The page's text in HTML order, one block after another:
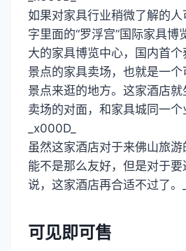
如果对家具行业稍微了解的
字里面的“罗浮宫”国际家具博
大的家具博览中心，国内首
景点的家具卖场，也就是一
景点来逛的地方。这家酒店
卖场的对面，和家具城同一个
_x000D_
虽然这家酒店对于来佛山旅
能不是那么友好，但是对于
说，这家酒店再合适不过了。
可见即可售